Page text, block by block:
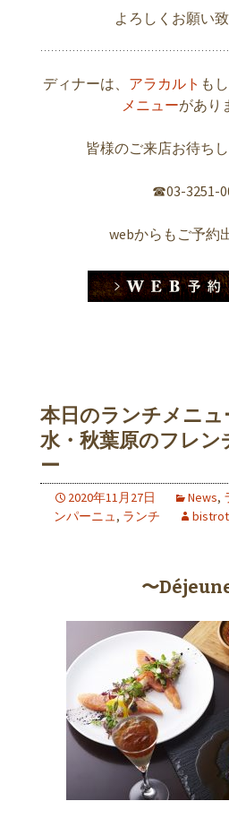
よろしくお願い致
ディナーは、 アラカルト も
メニューがあり
皆様のご来店お待ちし
☎︎03-3251-
webからもご予約
本日のランチメニ
水・秋葉原のフレン
ー
2020年11月27日 News,
ンパーニュ, ランチ
〜